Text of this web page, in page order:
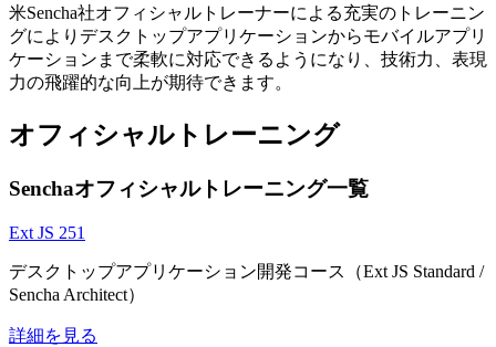
米Sencha社オフィシャルトレーナーによる充実のトレーニン
グによりデスクトップアプリケーションからモバイルアプリ
ケーションまで柔軟に対応できるようになり、技術力、表現
力の飛躍的な向上が期待できます。
オフィシャルトレーニング
Senchaオフィシャルトレーニング一覧
Ext JS 251
デスクトップアプリケーション開発コース（Ext JS Standard /
Sencha Architect）
詳細を見る